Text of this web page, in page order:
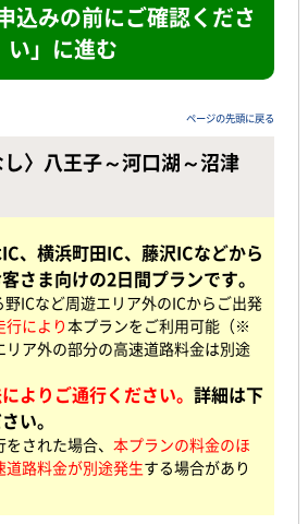
込みの前にご確認くださ
い」に進む
ページの先頭に戻る
し〉八王子～河口湖～沼津
、横浜町田IC、藤沢ICなどから
さま向けの2日間プランです。
ICなど周遊エリア外のICからご出発
行により本プランをご利用可能（※
リア外の部分の高速道路料金は別途
よりご通行ください。 詳細は下
い。
された場合、 本プランの料金のほ
道路料金が別途発生する場合があり